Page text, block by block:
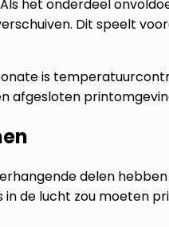
het onderdeel
Dit speelt
is
afgesloten
delen
de lucht zou moeten